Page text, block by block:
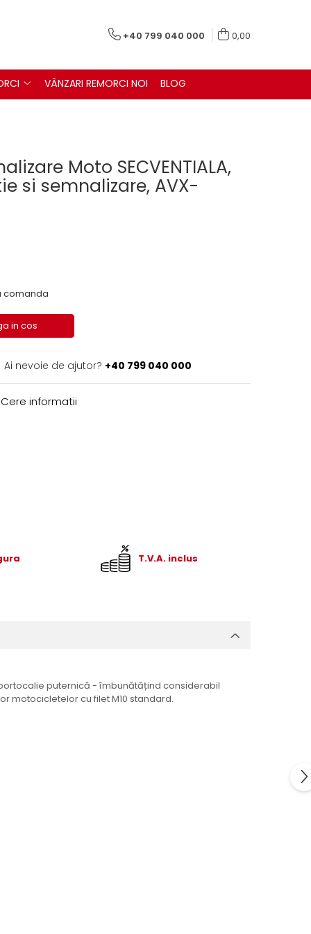
+40 799 040 000 0,00
VÂNZARI REMORCI NOI BLOG
Moto SECVENTIALA,
si semnalizare, AVX-
comanda
in cos
Ai nevoie de ajutor? +40 799 040 000
informatii
T.V.A. inclus
puternică - îmbunătățind considerabil
motocicletelor cu filet M10 standard.